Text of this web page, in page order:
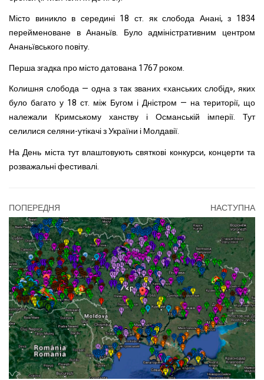
Місто виникло в середині 18 ст. як слобода Анані, з 1834
перейменоване в Ананьїв. Було адміністративним центром
Ананьївського повіту.
Перша згадка про місто датована 1767 роком.
Колишня слобода — одна з так званих «ханських слобід», яких
було багато у 18 ст. між Бугом і Дністром — на території, що
належали Кримському ханству і Османській імперії. Тут
селилися селяни-утікачі з України і Молдавії.
На День міста тут влаштовують святкові конкурси, концерти та
розважальні фестивалі.
ПОПЕРЕДНЯ НАСТУПНА